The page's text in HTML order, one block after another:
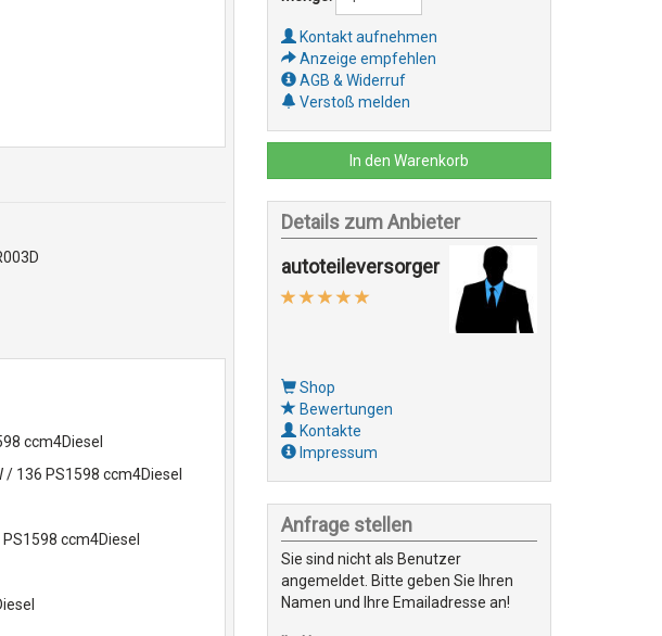
ccm4Diesel
/ 136 PS1598 ccm4Diesel
ccm4Diesel
Kontakt aufnehmen
Anzeige empfehlen
AGB & Widerruf
Verstoß melden
In den Warenkorb
Details zum Anbieter
autoteileversorger
Shop
Bewertungen
Kontakte
Impressum
Anfrage stellen
Sie sind nicht als Benutzer
angemeldet. Bitte geben Sie Ihren
Namen und Ihre Emailadresse an!